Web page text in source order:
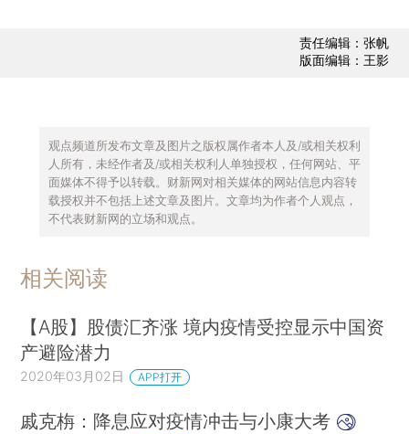
责任编辑：张帆
版面编辑：王影
观点频道所发布文章及图片之版权属作者本人及/或相关权利
人所有，未经作者及/或相关权利人单独授权，任何网站、平
面媒体不得予以转载。财新网对相关媒体的网站信息内容转
载授权并不包括上述文章及图片。文章均为作者个人观点，
不代表财新网的立场和观点。
相关阅读
【A股】股债汇齐涨 境内疫情受控显示中国资
产避险潜力
2020年03月02日 APP打开
戚克栴：降息应对疫情冲击与小康大考